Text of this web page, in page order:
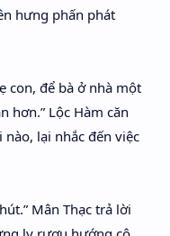
hưng phấn phát
con, để bà ở nhà một
hơn.” Lộc Hàm căn
lại nhắc đến việc
Mân Thạc trả lời